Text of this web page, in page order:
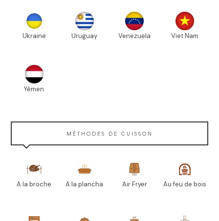
Ukraine Uruguay Venezuela Viet Nam
Yémen
MÉTHODES DE CUISSON
A la broche A la plancha Air Fryer Au feu de bois